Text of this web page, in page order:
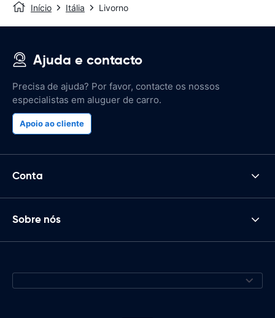
Início Itália Livorno
Ajuda e contacto
Precisa de ajuda? Por favor, contacte os nossos
especialistas em aluguer de carro.
Apoio ao cliente
Conta
Sobre nós